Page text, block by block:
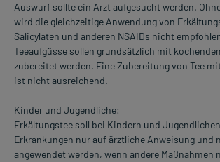
Auswurf sollte ein Arzt aufgesucht werden.
wird die gleichzeitige Anwendung von
Salicylaten und anderen NSAIDs nicht
Teeaufgüsse sollen grundsätzlich mit
zubereitet werden. Eine Zubereitung von Tee
ist nicht ausreichend.
Kinder und Jugendliche:
Erkältungstee soll bei Kindern und
Erkrankungen nur auf ärztliche Anweisung und
angewendet werden, wenn andere Maßnahmen